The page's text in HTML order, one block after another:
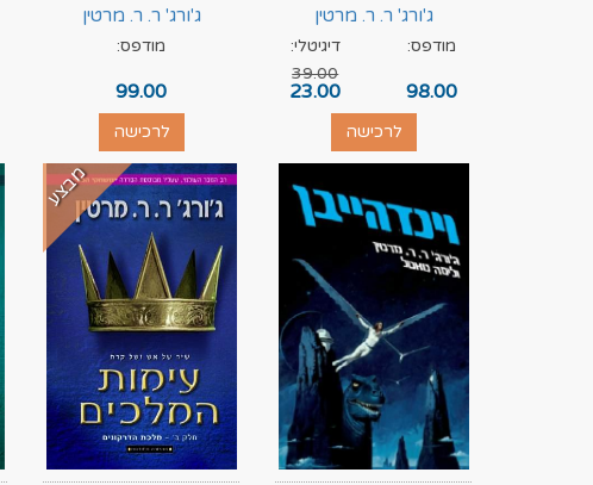
ג'ורג' ר. ר. מרטין
מודפס:
98.00
דיגיטלי:
39.00
23.00
לרכישה
הסדרה
ג'ורג' ר. ר. מרטין
מודפס:
99.00
לרכישה
מבצע